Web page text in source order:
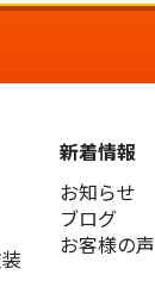
新着情報
お知らせ
ブログ
お客様の声